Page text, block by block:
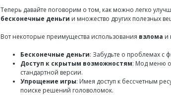
Теперь давайте поговорим о том, как можно легко
бесконечные деньги и множество других полезных
Вот некоторые преимущества использования взлома и
Бесконечные деньги: Забудьте о проблемах с
Доступ к скрытым возможностям: Мод меню
стандартной версии.
Упрощение игры: Имея доступ к бессчетным
поиске решений головоломок.